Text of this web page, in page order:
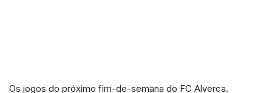
Os jogos do próximo fim-de-semana do FC Alverca.